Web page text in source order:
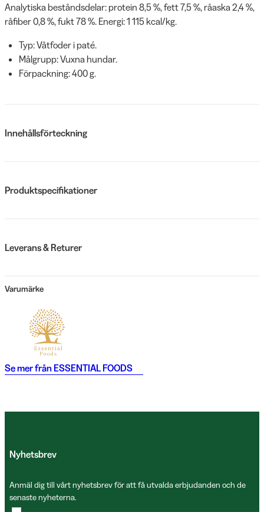
Analytiska beståndsdelar: protein 8,5 %, fett 7,5 %, råaska 2,4 %,
råfiber 0,8 %, fukt 78 %. Energi: 1 115 kcal/kg.
Typ: Våtfoder i paté.
Målgrupp: Vuxna hundar.
Förpackning: 400 g.
Innehållsförteckning
Produktspecifikationer
Leverans & Returer
Varumärke
Se mer från ESSENTIAL FOODS
Nyhetsbrev
Anmäl dig till vårt nyhetsbrev för att få utvalda erbjudanden och de
senaste nyheterna.